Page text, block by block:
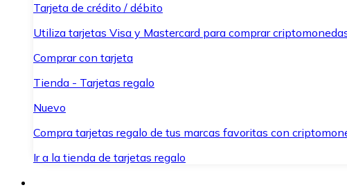
Tarjeta de crédito / débito
Utiliza tarjetas Visa y Mastercard para comprar
Comprar con tarjeta
Tienda - Tarjetas regalo
Nuevo
Compra tarjetas regalo de tus marcas favoritas con
Ir a la tienda de tarjetas regalo